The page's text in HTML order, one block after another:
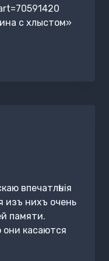
с хлыстом»
впечатлѣнія
изъ нихъ очень
памяти.
они касаются